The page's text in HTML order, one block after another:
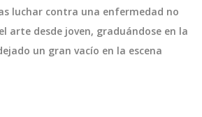
luchar contra una enfermedad no
arte desde joven, graduándose en la
un gran vacío en la escena